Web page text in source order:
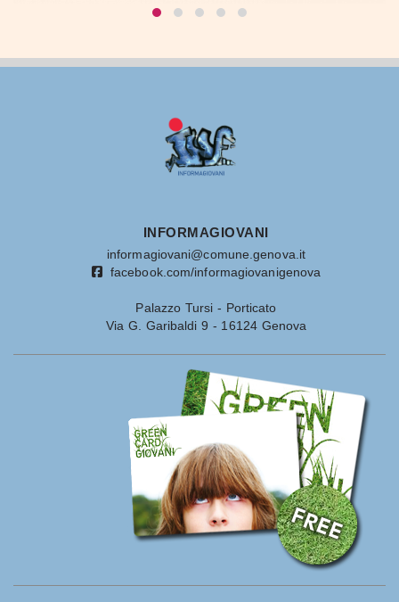
INFORMAGIOVANI
informagiovani@comune.genova.it
facebook.com/informagiovanigenova
Palazzo Tursi - Porticato
Via G. Garibaldi 9 - 16124 Genova